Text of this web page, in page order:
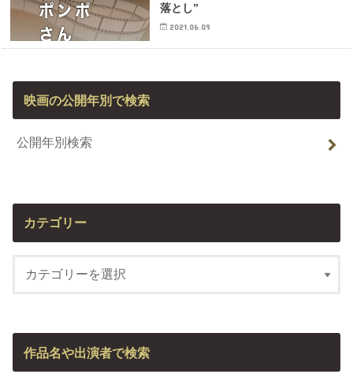
落とし”
2021.06.09
映画の公開年別で検索
公開年別検索
カテゴリー
作品名や出演者で検索